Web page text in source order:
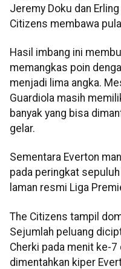
Jeremy Doku dan
Citizens membawa
Hasil imbang ini
memangkas poin
menjadi lima angka.
Guardiola masih
banyak yang bisa
gelar.
Sementara Everton
pada peringkat
laman resmi Liga
The Citizens tampil
Sejumlah peluang
Cherki pada menit ke-
dimentahkan kiper